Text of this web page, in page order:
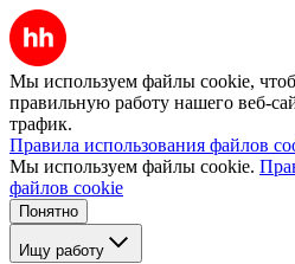
Мы используем файлы cookie,
правильную работу нашего веб-
трафик.
Правила использования файлов
Мы используем файлы cookie.
файлов cookie
Понятно
Ищу работу